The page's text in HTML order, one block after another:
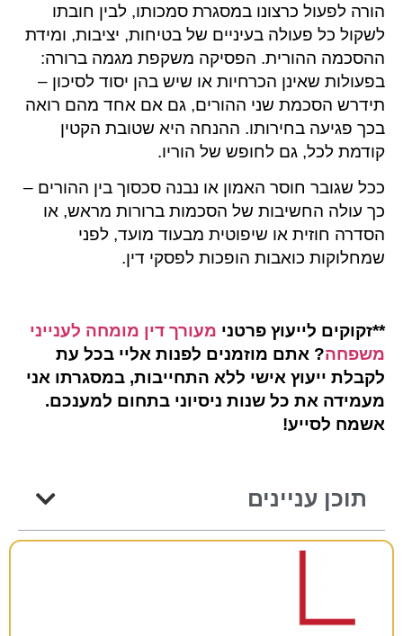
הורה לפעול כרצונו במסגרת סמכותו, לבין חובתו
לשקול כל פעולה בעיניים של בטיחות, יציבות, ומידת
ההסכמה ההורית. הפסיקה משקפת מגמה ברורה:
בפעולות שאינן הכרחיות או שיש בהן יסוד לסיכון –
תידרש הסכמת שני ההורים, גם אם אחד מהם רואה
בכך פגיעה בחירותו. ההנחה היא שטובת הקטין
קודמת לכל, גם לחופש של הוריו.
ככל שגובר חוסר האמון או נבנה סכסוך בין ההורים –
כך עולה החשיבות של הסכמות ברורות מראש, או
הסדרה חוזית או שיפוטית מבעוד מועד, לפני
שמחלוקות כואבות הופכות לפסקי דין.
**זקוקים לייעוץ פרטני מעורך דין מומחה לענייני
משפחה? אתם מוזמנים לפנות אליי בכל עת
לקבלת ייעוץ אישי ללא התחייבות, במסגרתו אני
מעמידה את כל שנות ניסיוני בתחום למענכם.
אשמח לסייע!
תוכן עניינים